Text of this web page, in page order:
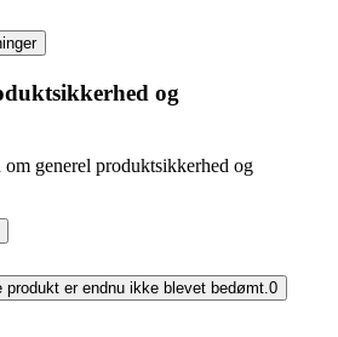
og
generel produktsikkerhed og
produkt er endnu ikke blevet bedømt.0